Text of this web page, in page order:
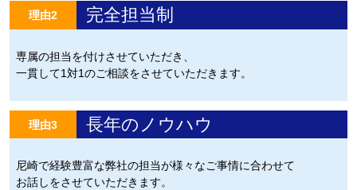
理由2 完全担当制
専属の担当を付けさせていただき、
一貫して1対1のご相談をさせていただきます。
理由3 長年のノウハウ
尼崎で経験豊富な弊社の担当が様々なご事情に合わせて
お話しをさせていただきます。